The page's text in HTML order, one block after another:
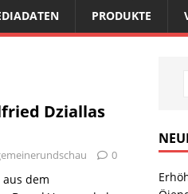
PRODUKTE
Dziallas
0
dem